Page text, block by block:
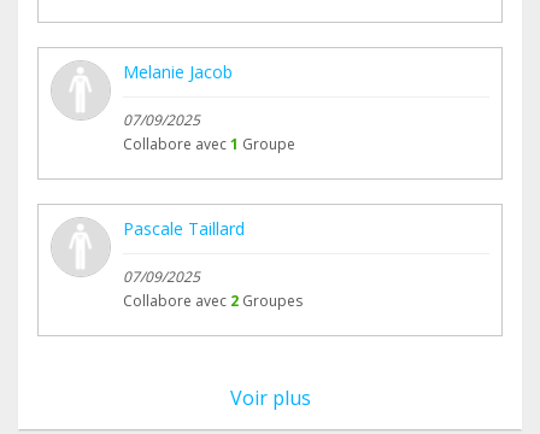
Melanie Jacob
07/09/2025
Collabore avec1 Groupe
Pascale Taillard
07/09/2025
Collabore avec 2 Groupes
Voir plus